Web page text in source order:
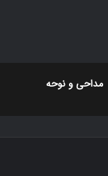
مداحی و نوحه